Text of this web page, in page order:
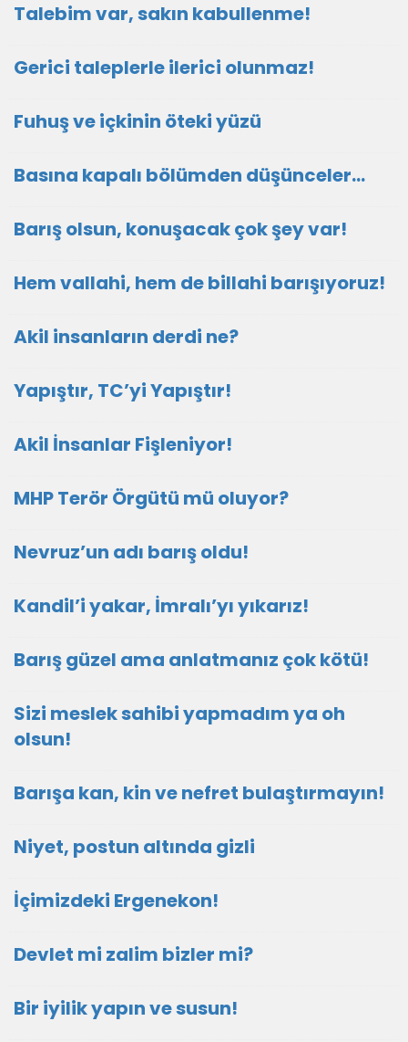
Talebim var, sakın kabullenme!
Gerici taleplerle ilerici olunmaz!
Fuhuş ve içkinin öteki yüzü
Basına kapalı bölümden düşünceler…
Barış olsun, konuşacak çok şey var!
Hem vallahi, hem de billahi barışıyoruz!
Akil insanların derdi ne?
Yapıştır, TC’yi Yapıştır!
Akil İnsanlar Fişleniyor!
MHP Terör Örgütü mü oluyor?
Nevruz’un adı barış oldu!
Kandil’i yakar, İmralı’yı yıkarız!
Barış güzel ama anlatmanız çok kötü!
Sizi meslek sahibi yapmadım ya oh
olsun!
Barışa kan, kin ve nefret bulaştırmayın!
Niyet, postun altında gizli
İçimizdeki Ergenekon!
Devlet mi zalim bizler mi?
Bir iyilik yapın ve susun!